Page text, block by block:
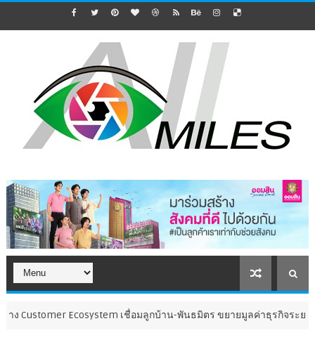
เชื่อมลูกบ้าน-พันธมิตร ขยายมูลค่าธุรกิจระยะยาว ENERGY